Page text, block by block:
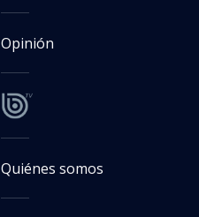
Opinión
Quiénes somos